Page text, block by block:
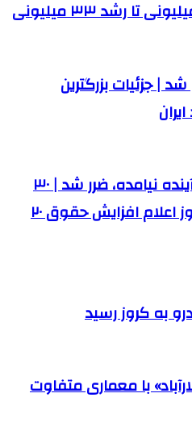
| جزئیات بزرگترین
افزایش حقوق سال آینده نیامده، ضرر شد | ۳۰
درصد افزایش دلار از روز اعلام افزایش حقوق ۲۰
به کروز رسید
با معماری متفاوت